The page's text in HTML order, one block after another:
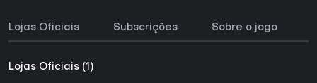
Lojas Oficiais Subscrições Sobre o jogo
Lojas Oficiais (1)